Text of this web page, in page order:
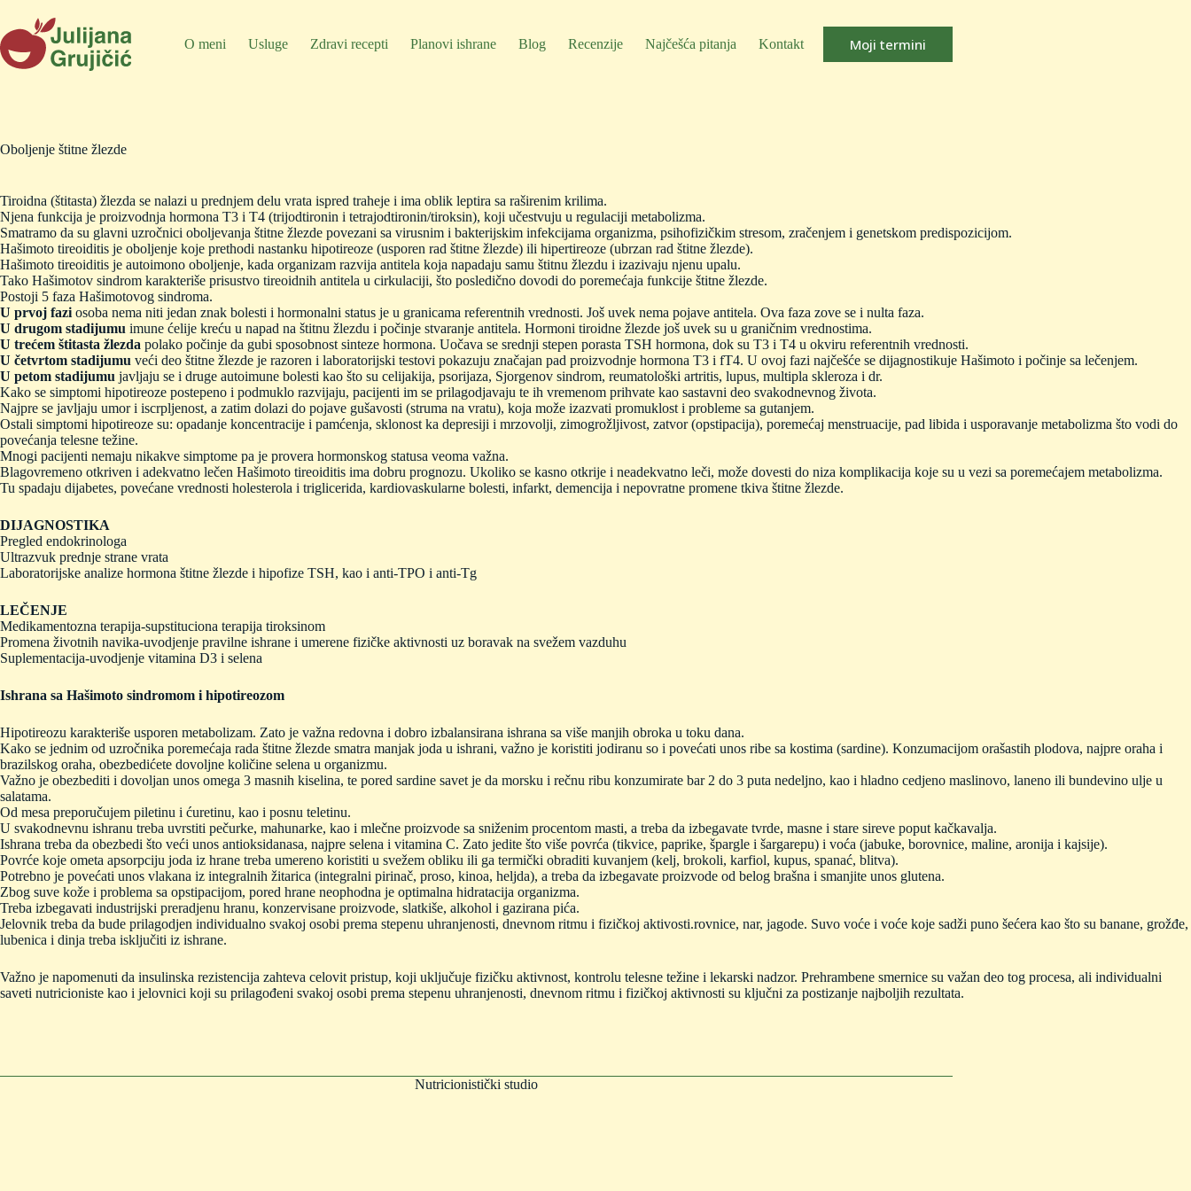
content
O meni Usluge Zdravi recepti Planovi ishrane Blog Recenzije Najčešća pitanja Kontakt Moji termini
Oboljenje štitne žlezde
Tiroidna (štitasta) žlezda se nalazi u prednjem delu vrata ispred traheje i ima oblik leptira sa raširenim krilima.
Njena funkcija je proizvodnja hormona T3 i T4 (trijodtironin i tetrajodtironin/tiroksin), koji učestvuju u regulaciji metabolizma.
Smatramo da su glavni uzročnici oboljevanja štitne žlezde povezani sa virusnim i bakterijskim infekcijama organizma, psihofizičkim stresom, zračenjem i genetskom predispozicijom.
Hašimoto tireoiditis je oboljenje koje prethodi nastanku hipotireoze (usporen rad štitne žlezde) ili hipertireoze (ubrzan rad štitne žlezde).
Hašimoto tireoiditis je autoimono oboljenje, kada organizam razvija antitela koja napadaju samu štitnu žlezdu i izazivaju njenu upalu.
Tako Hašimotov sindrom karakteriše prisustvo tireoidnih antitela u cirkulaciji, što posledično dovodi do poremećaja funkcije štitne žlezde.
Postoji 5 faza Hašimotovog sindroma.
U prvoj fazi osoba nema niti jedan znak bolesti i hormonalni status je u granicama referentnih vrednosti. Još uvek nema pojave antitela. Ova faza zove se i nulta faza.
U drugom stadijumu imune ćelije kreću u napad na štitnu žlezdu i počinje stvaranje antitela. Hormoni tiroidne žlezde još uvek su u graničnim vrednostima.
U trećem štitasta žlezda polako počinje da gubi sposobnost sinteze hormona. Uočava se srednji stepen porasta TSH hormona, dok su T3 i T4 u okviru referentnih vrednosti.
U četvrtom stadijumu veći deo štitne žlezde je razoren i laboratorijski testovi pokazuju značajan pad proizvodnje hormona T3 i fT4. U ovoj fazi najčešće se dijagnostikuje Hašimoto i počinje sa lečenjem.
U petom stadijumu javljaju se i druge autoimune bolesti kao što su celijakija, psorijaza, Sjorgenov sindrom, reumatološki artritis, lupus, multipla skleroza i dr.
Kako se simptomi hipotireoze postepeno i podmuklo razvijaju, pacijenti im se prilagodjavaju te ih vremenom prihvate kao sastavni deo svakodnevnog života.
Najpre se javljaju umor i iscrpljenost, a zatim dolazi do pojave gušavosti (struma na vratu), koja može izazvati promuklost i probleme sa gutanjem.
Ostali simptomi hipotireoze su: opadanje koncentracije i pamćenja, sklonost ka depresiji i mrzovolji, zimogrožljivost, zatvor (opstipacija), poremećaj menstruacije, pad libida i usporavanje metabolizma što vodi do
povećanja telesne težine.
Mnogi pacijenti nemaju nikakve simptome pa je provera hormonskog statusa veoma važna.
Blagovremeno otkriven i adekvatno lečen Hašimoto tireoiditis ima dobru prognozu. Ukoliko se kasno otkrije i neadekvatno leči, može dovesti do niza komplikacija koje su u vezi sa poremećajem metabolizma.
Tu spadaju dijabetes, povećane vrednosti holesterola i triglicerida, kardiovaskularne bolesti, infarkt, demencija i nepovratne promene tkiva štitne žlezde.
DIJAGNOSTIKA
Pregled endokrinologa
Ultrazvuk prednje strane vrata
Laboratorijske analize hormona štitne žlezde i hipofize TSH, kao i anti-TPO i anti-Tg
LEČENJE
Medikamentozna terapija-supstituciona terapija tiroksinom
Promena životnih navika-uvodjenje pravilne ishrane i umerene fizičke aktivnosti uz boravak na svežem vazduhu
Suplementacija-uvodjenje vitamina D3 i selena
Ishrana sa Hašimoto sindromom i hipotireozom
Hipotireozu karakteriše usporen metabolizam. Zato je važna redovna i dobro izbalansirana ishrana sa više manjih obroka u toku dana.
Kako se jednim od uzročnika poremećaja rada štitne žlezde smatra manjak joda u ishrani, važno je koristiti jodiranu so i povećati unos ribe sa kostima (sardine). Konzumacijom orašastih plodova, najpre oraha i
brazilskog oraha, obezbedićete dovoljne količine selena u organizmu.
Važno je obezbediti i dovoljan unos omega 3 masnih kiselina, te pored sardine savet je da morsku i rečnu ribu konzumirate bar 2 do 3 puta nedeljno, kao i hladno cedjeno maslinovo, laneno ili bundevino ulje u
salatama.
Od mesa preporučujem piletinu i ćuretinu, kao i posnu teletinu.
U svakodnevnu ishranu treba uvrstiti pečurke, mahunarke, kao i mlečne proizvode sa sniženim procentom masti, a treba da izbegavate tvrde, masne i stare sireve poput kačkavalja.
Ishrana treba da obezbedi što veći unos antioksidanasa, najpre selena i vitamina C. Zato jedite što više povrća (tikvice, paprike, špargle i šargarepu) i voća (jabuke, borovnice, maline, aronija i kajsije).
Povrće koje ometa apsorpciju joda iz hrane treba umereno koristiti u svežem obliku ili ga termički obraditi kuvanjem (kelj, brokoli, karfiol, kupus, spanać, blitva).
Potrebno je povećati unos vlakana iz integralnih žitarica (integralni pirinač, proso, kinoa, heljda), a treba da izbegavate proizvode od belog brašna i smanjite unos glutena.
Zbog suve kože i problema sa opstipacijom, pored hrane neophodna je optimalna hidratacija organizma.
Treba izbegavati industrijski preradjenu hranu, konzervisane proizvode, slatkiše, alkohol i gazirana pića.
Jelovnik treba da bude prilagodjen individualno svakoj osobi prema stepenu uhranjenosti, dnevnom ritmu i fizičkoj aktivosti.rovnice, nar, jagode. Suvo voće i voće koje sadži puno šećera kao što su banane, grožđe,
lubenica i dinja treba isključiti iz ishrane.
Važno je napomenuti da insulinska rezistencija zahteva celovit pristup, koji uključuje fizičku aktivnost, kontrolu telesne težine i lekarski nadzor. Prehrambene smernice su važan deo tog procesa, ali individualni
saveti nutricioniste kao i jelovnici koji su prilagođeni svakoj osobi prema stepenu uhranjenosti, dnevnom ritmu i fizičkoj aktivnosti su ključni za postizanje najboljih rezultata.
Nutricionistički studio